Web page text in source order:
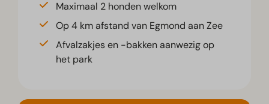
Maximaal 2 honden welkom
Op 4 km afstand van Egmond aan Zee
Afvalzakjes en -bakken aanwezig op
het park